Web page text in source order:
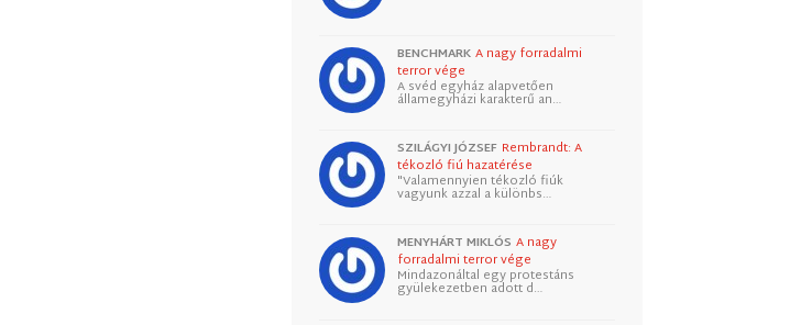
BENCHMARK A nagy forradalmi
terror vége
A svéd egyház alapvetően
államegyházi karakterű an…
SZILÁGYI JÓZSEF Rembrandt: A
tékozló fiú hazatérése
"Valamennyien tékozló fiúk
vagyunk azzal a különbs…
MENYHÁRT MIKLÓS A nagy
forradalmi terror vége
Mindazonáltal egy protestáns
gyülekezetben adott d…